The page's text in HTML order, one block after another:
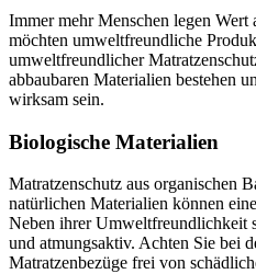
Immer mehr Menschen legen
möchten umweltfreundliche
umweltfreundlicher
abbaubaren Materialien bestehen
wirksam sein.
Biologische Materialien
Matratzenschutz aus organischen
natürlichen Materialien können
Neben ihrer Umweltfreundlichkeit
und atmungsaktiv. Achten Sie bei
Matratzenbezüge frei von